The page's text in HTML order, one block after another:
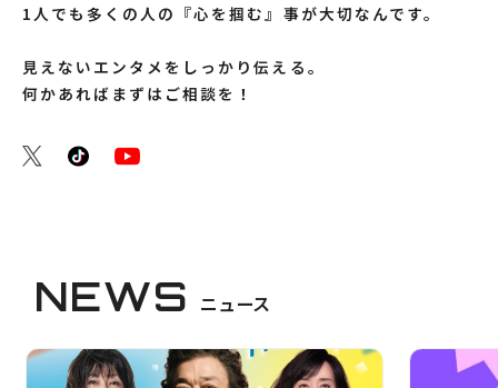
1人でも多くの人の『心を掴む』事が大切なんです。
見えないエンタメをしっかり伝える。
何かあればまずはご相談を！
NEWS ニュース